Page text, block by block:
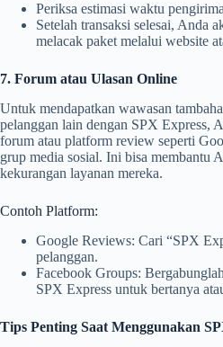
Periksa estimasi waktu
Setelah transaksi selesai, Anda
melacak paket melalui website
7. Forum atau Ulasan Online
Untuk mendapatkan wawasan
pelanggan lain dengan SPX Express,
forum atau platform review seperti
grup media sosial. Ini bisa membantu
kekurangan layanan mereka.
Contoh Platform:
Google Reviews: Cari “SPX
pelanggan.
Facebook Groups:
SPX Express untuk bertanya
Tips Penting Saat Menggunakan